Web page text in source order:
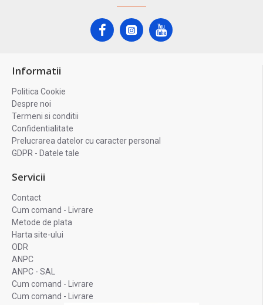
Informatii
Politica Cookie
Despre noi
Termeni si conditii
Confidentialitate
Prelucrarea datelor cu caracter personal
GDPR - Datele tale
Servicii
Contact
Cum comand - Livrare
Metode de plata
Harta site-ului
ODR
ANPC
ANPC - SAL
Cum comand - Livrare
Cum comand - Livrare